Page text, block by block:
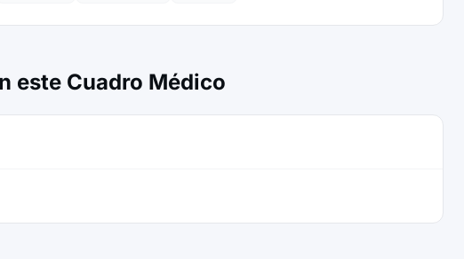
este Cuadro Médico